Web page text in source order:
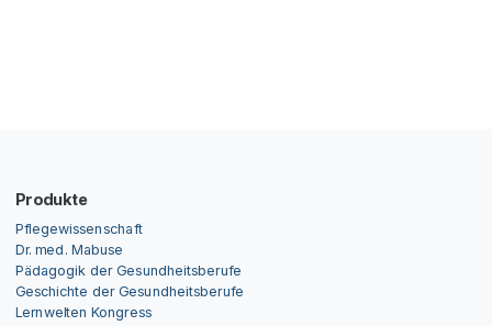
Produkte
Pflegewissenschaft
Dr. med. Mabuse
Pädagogik der Gesundheitsberufe
Geschichte der Gesundheitsberufe
Lernwelten Kongress